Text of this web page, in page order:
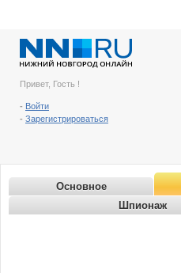
Привет, Гость !
- Войти
- Зарегистрироваться
Основное
Шпионаж